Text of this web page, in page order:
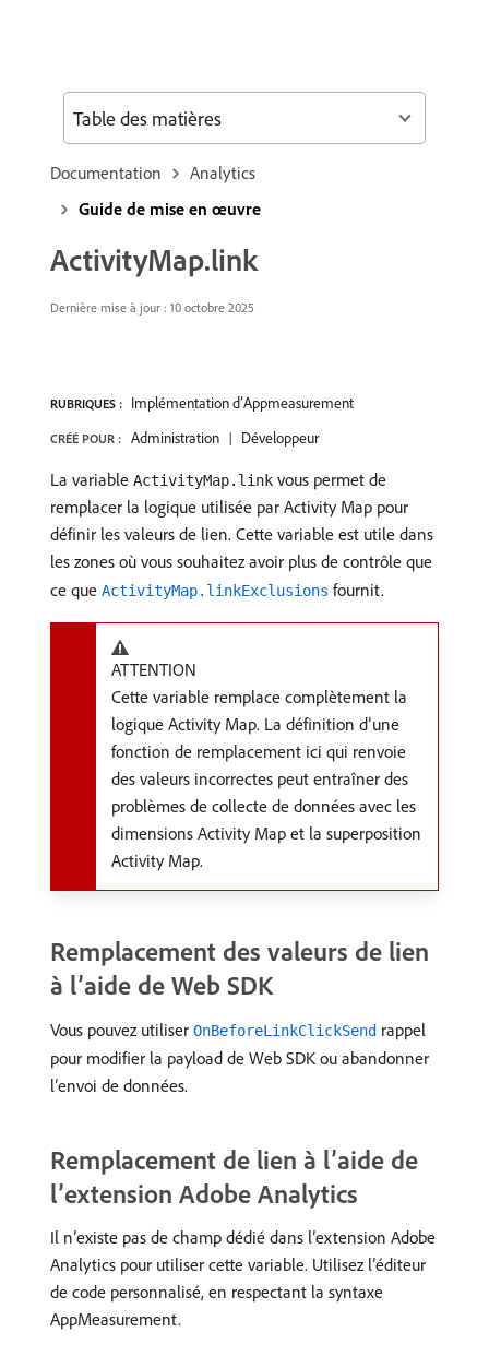
Documentation
Analytics
Guide de mise en œuvre
ActivityMap.link
Dernière mise à jour : 10 octobre 2025
RUBRIQUES : Implémentation d’Appmeasurement
CRÉÉ POUR : Administration Développeur
La variable ActivityMap.link vous permet de
remplacer la logique utilisée par Activity Map pour
définir les valeurs de lien. Cette variable est utile dans
les zones où vous souhaitez avoir plus de contrôle que
ce que ActivityMap.linkExclusions fournit.
ATTENTION
Cette variable remplace complètement la
logique Activity Map. La définition d’une
fonction de remplacement ici qui renvoie
des valeurs incorrectes peut entraîner des
problèmes de collecte de données avec les
dimensions Activity Map et la superposition
Activity Map.
Remplacement des valeurs de lien
à l’aide de Web SDK
Vous pouvez utiliser OnBeforeLinkClickSend rappel
pour modifier la payload de Web SDK ou abandonner
l’envoi de données.
Remplacement de lien à l’aide de
l’extension Adobe Analytics
Il n’existe pas de champ dédié dans l’extension Adobe
Analytics pour utiliser cette variable. Utilisez l’éditeur
de code personnalisé, en respectant la syntaxe
AppMeasurement.
Table des matières